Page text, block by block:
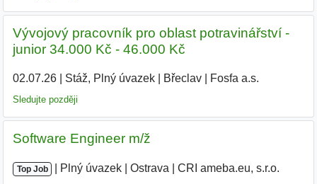
Vývojový pracovník pro oblast potravinářství -
junior 34.000 Kč - 46.000 Kč
02.07.26| Stáž, Plný úvazek| Břeclav| Fosfa a.s.
Sledujte později
Software Engineer m/ž
Top Job Plný úvazek Ostrava CRI ameba.eu, s.r.o.